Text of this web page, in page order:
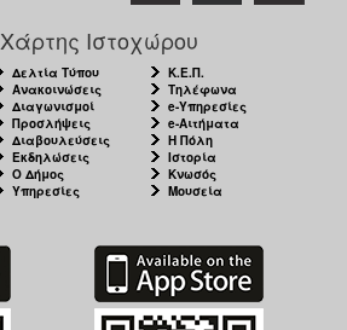
Χάρτης Ιστοχώρου
Δελτία Τύπου
Ανακοινώσεις
Διαγωνισμοί
Προσλήψεις
Διαβουλεύσεις
Εκδηλώσεις
Ο Δήμος
Υπηρεσίες
Κ.Ε.Π.
Τηλέφωνα
e-Υπηρεσίες
e-Αιτήματα
Η Πόλη
Ιστορία
Κνωσός
Μουσεία